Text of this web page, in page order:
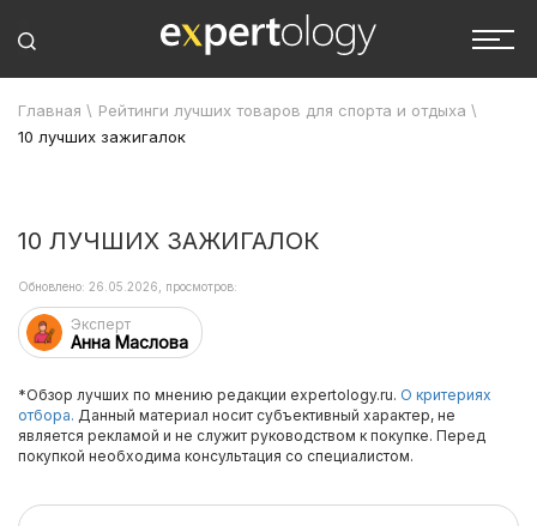
Главная \ Рейтинги лучших товаров для спорта и отдыха \
10 лучших зажигалок
10 ЛУЧШИХ ЗАЖИГАЛОК
Эксперт
Анна Маслова
Обновлено: 26.05.2026, просмотров:
*Обзор лучших по мнению редакции expertology.ru. О критериях
отбора. Данный материал носит субъективный характер, не
является рекламой и не служит руководством к покупке. Перед
покупкой необходима консультация со специалистом.